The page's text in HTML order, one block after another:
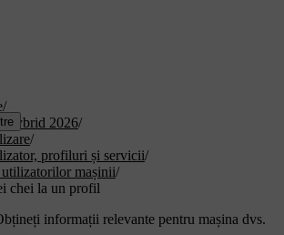
/
Hybrid 2026/
/
profiluri și servicii/
mașinii/
chei la un profil
informații relevante pentru mașina dvs.